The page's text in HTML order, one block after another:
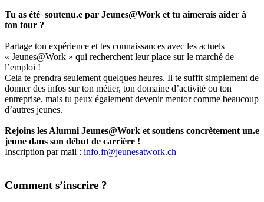
Tu as été soutenu.e par Jeunes@Work et tu aimerais aider à
ton tour ?
Partage ton expérience et tes connaissances avec les actuels
« Jeunes@Work » qui recherchent leur place sur le marché de
l’emploi !
Cela te prendra seulement quelques heures. Il te suffit simplement de
donner des infos sur ton métier, ton domaine d’activité ou ton
entreprise, mais tu peux également devenir mentor comme beaucoup
d’autres jeunes.
Rejoins les Alumni Jeunes@Work et soutiens concrètement un.e
jeune dans son début de carrière !
Inscription par mail : info.fr@jeunesatwork.ch
Comment s’inscrire ?